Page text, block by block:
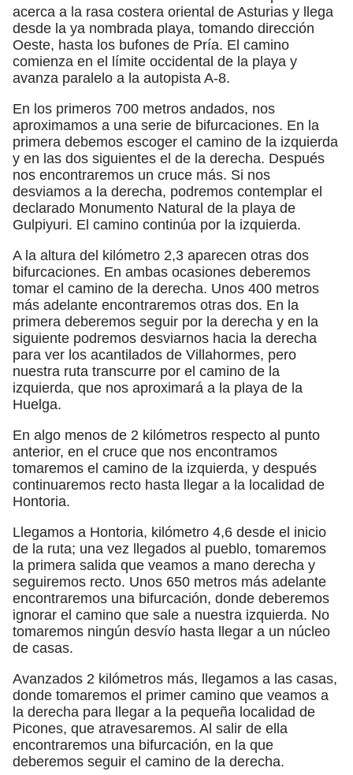
acerca a la rasa costera oriental de Asturias y llega
desde la ya nombrada playa, tomando dirección
Oeste, hasta los bufones de Pría. El camino
comienza en el límite occidental de la playa y
avanza paralelo a la autopista A-8.
En los primeros 700 metros andados, nos
aproximamos a una serie de bifurcaciones. En la
primera debemos escoger el camino de la izquierda
y en las dos siguientes el de la derecha. Después
nos encontraremos un cruce más. Si nos
desviamos a la derecha, podremos contemplar el
declarado Monumento Natural de la playa de
Gulpiyuri. El camino continúa por la izquierda.
A la altura del kilómetro 2,3 aparecen otras dos
bifurcaciones. En ambas ocasiones deberemos
tomar el camino de la derecha. Unos 400 metros
más adelante encontraremos otras dos. En la
primera deberemos seguir por la derecha y en la
siguiente podremos desviarnos hacia la derecha
para ver los acantilados de Villahormes, pero
nuestra ruta transcurre por el camino de la
izquierda, que nos aproximará a la playa de la
Huelga.
En algo menos de 2 kilómetros respecto al punto
anterior, en el cruce que nos encontramos
tomaremos el camino de la izquierda, y después
continuaremos recto hasta llegar a la localidad de
Hontoria.
Llegamos a Hontoria, kilómetro 4,6 desde el inicio
de la ruta; una vez llegados al pueblo, tomaremos
la primera salida que veamos a mano derecha y
seguiremos recto. Unos 650 metros más adelante
encontraremos una bifurcación, donde deberemos
ignorar el camino que sale a nuestra izquierda. No
tomaremos ningún desvío hasta llegar a un núcleo
de casas.
Avanzados 2 kilómetros más, llegamos a las casas,
donde tomaremos el primer camino que veamos a
la derecha para llegar a la pequeña localidad de
Picones, que atravesaremos. Al salir de ella
encontraremos una bifurcación, en la que
deberemos seguir el camino de la derecha.